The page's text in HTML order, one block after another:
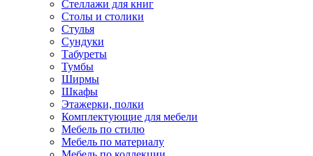
Стеллажи для книг
Столы и столики
Стулья
Сундуки
Табуреты
Тумбы
Ширмы
Шкафы
Этажерки, полки
Комплектующие для мебели
Мебель по стилю
Мебель по материалу